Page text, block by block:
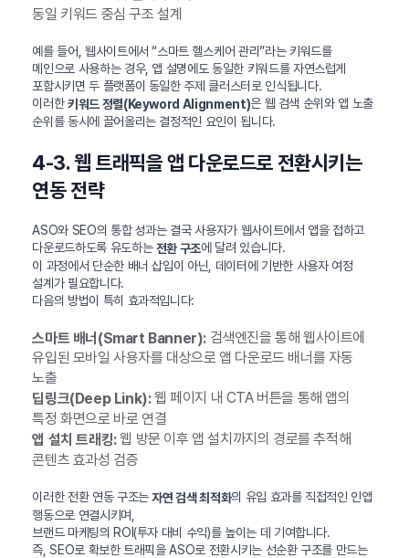
동일 키워드 중심 구조 설계
예를 들어, 웹사이트에서 “스마트 헬스케어 관리”라는 키워드를
메인으로 사용하는 경우, 앱 설명에도 동일한 키워드를 자연스럽게
포함시키면 두 플랫폼이 동일한 주제 클러스터로 인식됩니다.
이러한키워드 정렬(Keyword Alignment)은 웹 검색 순위와 앱 노출
순위를 동시에 끌어올리는 결정적인 요인이 됩니다.
4-3. 웹 트래픽을 앱 다운로드로 전환시키는
연동 전략
ASO와 SEO의 통합 성과는 결국 사용자가 웹사이트에서 앱을 접하고
다운로드하도록 유도하는전환 구조에 달려 있습니다.
이 과정에서 단순한 배너 삽입이 아닌, 데이터에 기반한 사용자 여정
설계가 필요합니다.
다음의 방법이 특히 효과적입니다:
스마트 배너(Smart Banner):검색엔진을 통해 웹사이트에
유입된 모바일 사용자를 대상으로 앱 다운로드 배너를 자동
노출
딥링크(Deep Link):웹 페이지 내 CTA 버튼을 통해 앱의
특정 화면으로 바로 연결
앱 설치 트래킹:웹 방문 이후 앱 설치까지의 경로를 추적해
콘텐츠 효과성 검증
이러한 전환 연동 구조는자연 검색 최적화의 유입 효과를 직접적인 인앱
행동으로 연결시키며,
브랜드 마케팅의 ROI(투자 대비 수익)를 높이는 데 기여합니다.
즉, SEO로 확보한 트래픽을 ASO로 전환시키는 선순환 구조를 만드는